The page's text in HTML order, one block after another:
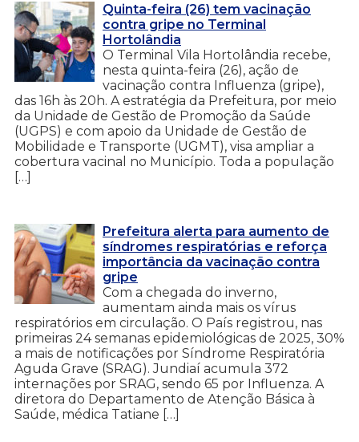
Quinta-feira (26) tem vacinação
contra gripe no Terminal
Hortolândia
O Terminal Vila Hortolândia recebe,
nesta quinta-feira (26), ação de
vacinação contra Influenza (gripe),
das 16h às 20h. A estratégia da Prefeitura, por meio
da Unidade de Gestão de Promoção da Saúde
(UGPS) e com apoio da Unidade de Gestão de
Mobilidade e Transporte (UGMT), visa ampliar a
cobertura vacinal no Município. Toda a população
[…]
Prefeitura alerta para aumento de
síndromes respiratórias e reforça
importância da vacinação contra
gripe
Com a chegada do inverno,
aumentam ainda mais os vírus
respiratórios em circulação. O País registrou, nas
primeiras 24 semanas epidemiológicas de 2025, 30%
a mais de notificações por Síndrome Respiratória
Aguda Grave (SRAG). Jundiaí acumula 372
internações por SRAG, sendo 65 por Influenza. A
diretora do Departamento de Atenção Básica à
Saúde, médica Tatiane […]